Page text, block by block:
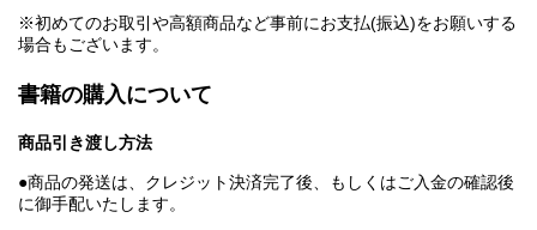
※初めてのお取引や高額商品など事前にお支払(振込)をお願いする
場合もございます。
書籍の購入について
商品引き渡し方法
●商品の発送は、クレジット決済完了後、もしくはご入金の確認後
に御手配いたします。